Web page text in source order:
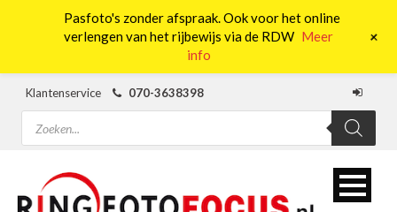
Klantenservice
070-3638398
Producten
zoeken
Pasfoto's zonder afspraak. Ook voor het online
verlengen van het rijbewijs via de RDW Meer
info
+